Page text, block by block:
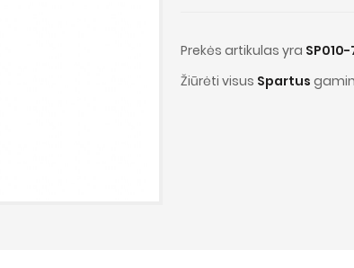
Prekės artikulas yra
Žiūrėti visus Spartus